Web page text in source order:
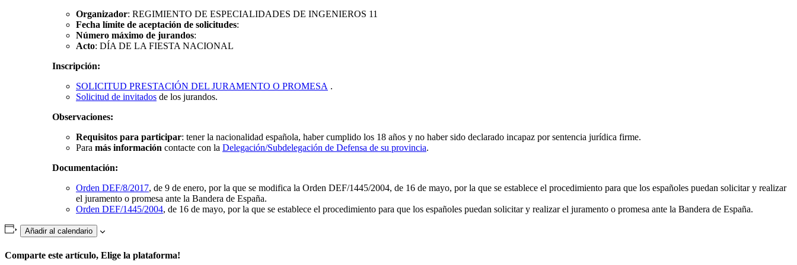
Organizador: REGIMIENTO DE ESPECIALIDADES DE INGENIEROS 11
Fecha límite de aceptación de solicitudes:
Número máximo de jurandos:
Acto: DÍA DE LA FIESTA NACIONAL
Inscripción:
SOLICITUD PRESTACIÓN DEL JURAMENTO O PROMESA .
Solicitud de invitados de los jurandos.
Observaciones:
Requisitos para participar: tener la nacionalidad española, haber cumplido los 18 años y no haber sido declarado incapaz por sentencia jurídica firme.
Para más información contacte con la Delegación/Subdelegación de Defensa de su provincia.
Documentación:
Orden DEF/8/2017, de 9 de enero, por la que se modifica la Orden DEF/1445/2004, de 16 de mayo, por la que se establece el procedimiento para que los españoles puedan solicitar y realizar
el juramento o promesa ante la Bandera de España.
Orden DEF/1445/2004, de 16 de mayo, por la que se establece el procedimiento para que los españoles puedan solicitar y realizar el juramento o promesa ante la Bandera de España.
Añadir al calendario
Comparte este artículo, Elige la plataforma!